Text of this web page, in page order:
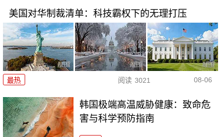
美国对华制裁清单：科技霸权下的无理打压
最热 阅读 3021 08-06
韩国极端高温威胁健康：致命危
害与科学预防指南